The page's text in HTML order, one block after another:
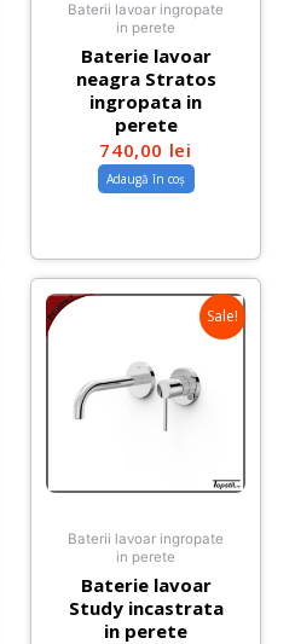
Baterii lavoar ingropate
in perete
Baterie lavoar
neagra Stratos
ingropata in
perete
740,00 lei
Adaugă în coș
Sale!
Baterii lavoar ingropate
in perete
Baterie lavoar
Study incastrata
in perete